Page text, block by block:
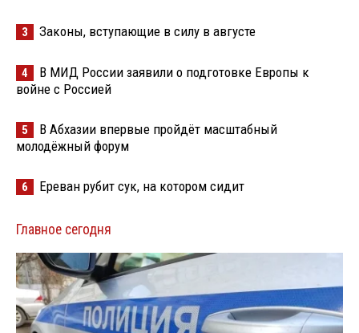
3 Законы, вступающие в силу в августе
4
В МИД России заявили о подготовке Европы к
войне с Россией
5
В Абхазии впервые пройдёт масштабный
молодёжный форум
6 Ереван рубит сук, на котором сидит
Главное сегодня